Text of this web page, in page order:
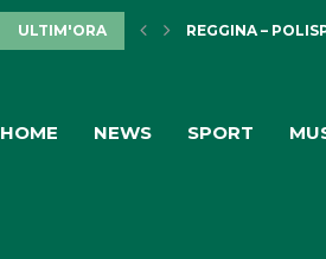
ULTIM'ORA REGGINA –
HOME NEWS SPORT